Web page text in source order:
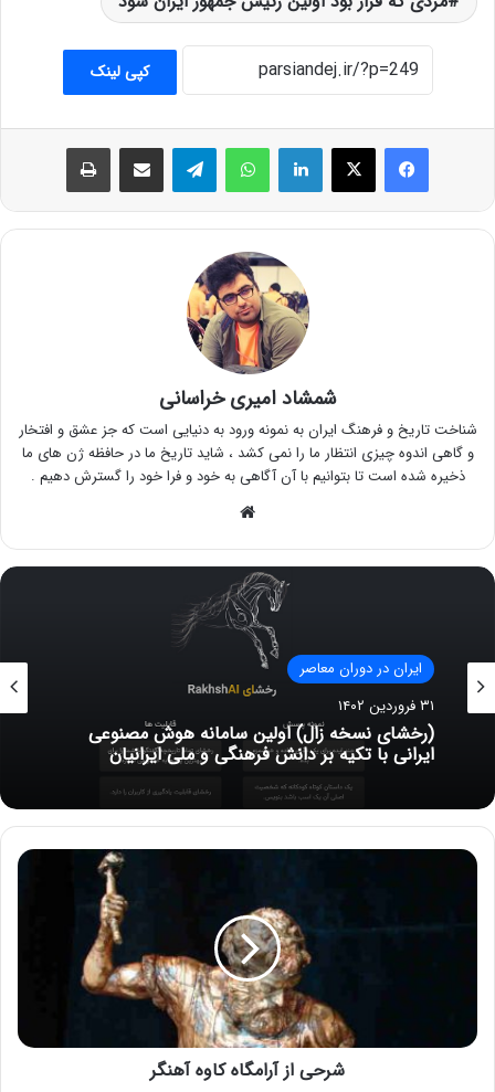
کپی لینک
فیس بوک X لینکدین واتس آپ تلگرام اشتراک گذاری از طریق ایمیل چاپ
شمشاد امیری خراسانی
شناخت تاریخ و فرهنگ ایران به نمونه ورود به دنیایی است که جز عشق و افتخار
و گاهی اندوه چیزی انتظار ما را نمی کشد ، شاید تاریخ ما در حافظه ژن های ما
ذخیره شده است تا بتوانیم با آن آگاهی به خود و فرا خود را گسترش دهیم .
ایران در دوران معاصر
۳۱ فروردین ۱۴۰۲
(رخشای نسخه زال) اولین سامانه هوش مصنوعی
ایرانی با تکیه بر دانش فرهنگی و ملی ایرانیان
شرحی از آرامگاه کاوه آهنگر